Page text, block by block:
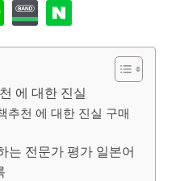
에 대한 진실
추천 에 대한 진실 구매
는 전문가 평가 일본어